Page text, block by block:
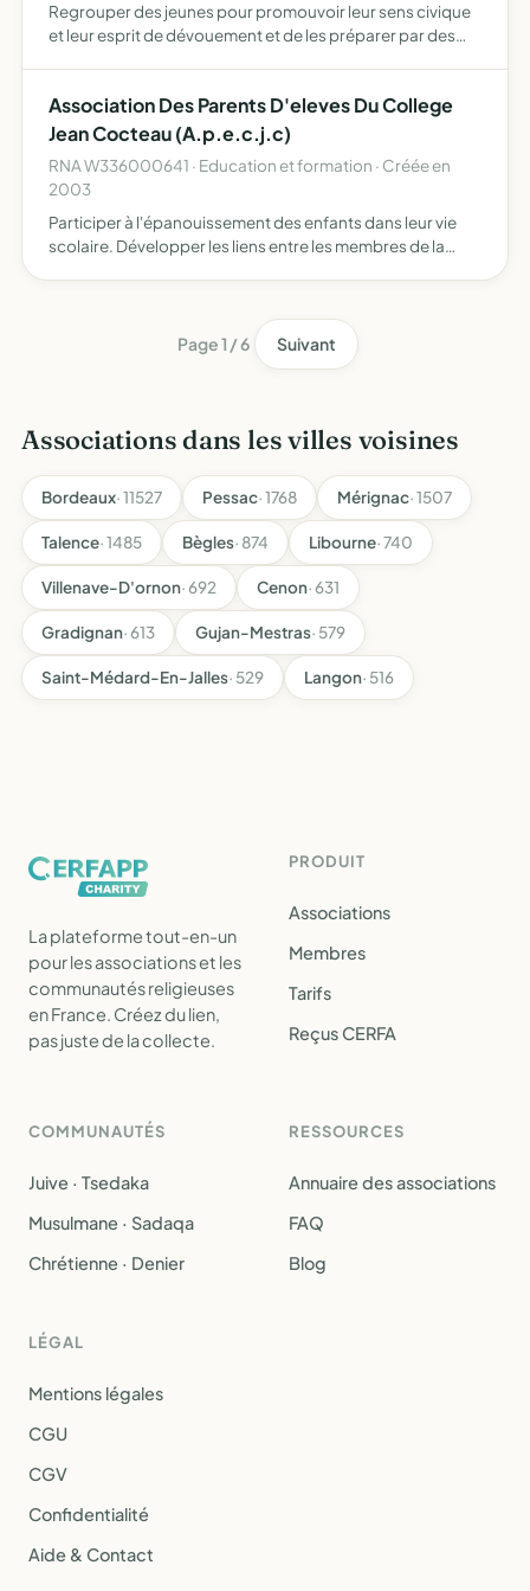
Regrouper des jeunes pour promouvoir leur sens civique
et leur esprit de dévouement et de les préparer par des
Association Des Parents D'eleves Du College
Jean Cocteau (A.p.e.c.j.c)
RNA W336000641 · Education et formation · Créée en
2003
Participer à l'épanouissement des enfants dans leur vie
scolaire. Développer les liens entre les membres de la
Page 1 / 6 Suivant
Associations dans les villes voisines
Bordeaux· 11527 Pessac· 1768 Mérignac· 1507
Talence· 1485 Bègles· 874 Libourne· 740
Villenave-D'ornon· 692 Cenon· 631
Gradignan· 613 Gujan-Mestras· 579
Saint-Médard-En-Jalles· 529 Langon· 516
La plateforme tout-en-un
pour les associations et les
communautés religieuses
en France. Créez du lien,
pas juste de la collecte.
PRODUIT
Associations
Membres
Tarifs
Reçus CERFA
COMMUNAUTÉS
Juive · Tsedaka
Musulmane · Sadaqa
Chrétienne · Denier
RESSOURCES
Annuaire des associations
FAQ
Blog
LÉGAL
Mentions légales
CGU
CGV
Confidentialité
Aide & Contact